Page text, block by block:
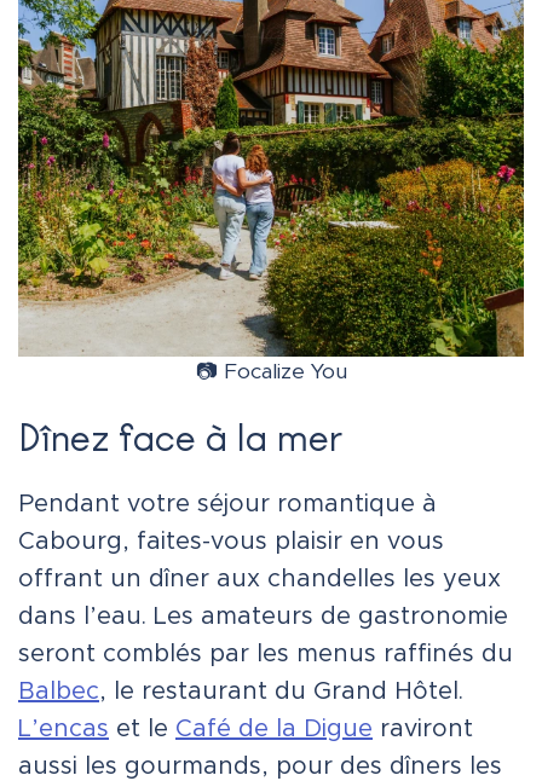
📷 Focalize You
Dînez face à la mer
Pendant votre séjour romantique à
Cabourg, faites-vous plaisir en vous
offrant un dîner aux chandelles les yeux
dans l’eau. Les amateurs de gastronomie
seront comblés par les menus raffinés du
Balbec, le restaurant du Grand Hôtel.
L’encas et le Café de la Digue raviront
aussi les gourmands, pour des dîners les